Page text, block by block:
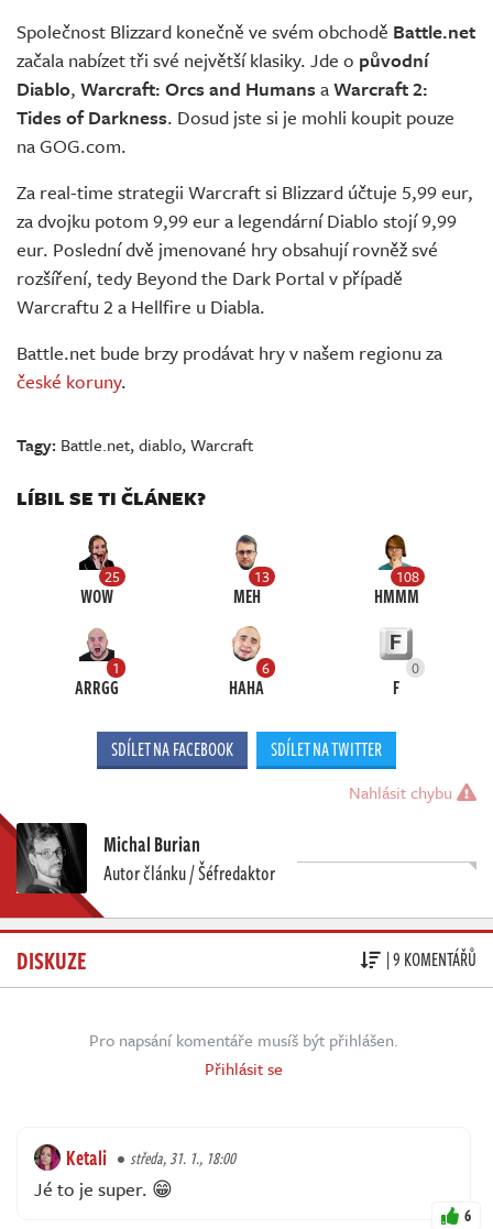
Živě
Společnost Blizzard konečně ve svém obchodě Battle.net
začala nabízet tři své největší klasiky. Jde o původní
Diablo, Warcraft: Orcs and Humans aWarcraft 2:
Tides of Darkness. Dosud jste si je mohli koupit pouze
na GOG.com.
Za real-time strategii Warcraft si Blizzard účtuje 5,99 eur,
za dvojku potom 9,99 eur a legendární Diablo stojí 9,99
eur. Poslední dvě jmenované hry obsahují rovněž své
rozšíření, tedy Beyond the Dark Portal v případě
Warcraftu 2 a Hellfire u Diabla.
Battle.net bude brzy prodávat hry v našem regionu za
české koruny.
Tagy: Battle.net,diablo,Warcraft
LÍBIL SE TI ČLÁNEK?
25
WOW
13
MEH
108
HMMM
1
ARRGG
6
HAHA
0
F
SDÍLET NA FACEBOOK SDÍLET NA TWITTER
Nahlásit chybu
Michal Burian
Autor článku / Šéfredaktor
DISKUZE | 9 KOMENTÁŘŮ
Pro napsání komentáře musíš být přihlášen.
Přihlásit se
Ketali středa, 31. 1., 18:00
Jé to je super. 😁
6